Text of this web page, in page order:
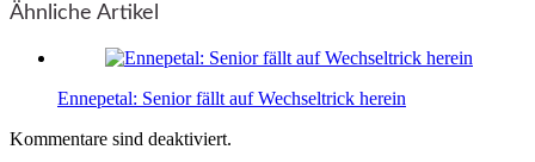
Ähnliche Artikel
Ennepetal: Senior fällt auf Wechseltrick herein
Kommentare sind deaktiviert.